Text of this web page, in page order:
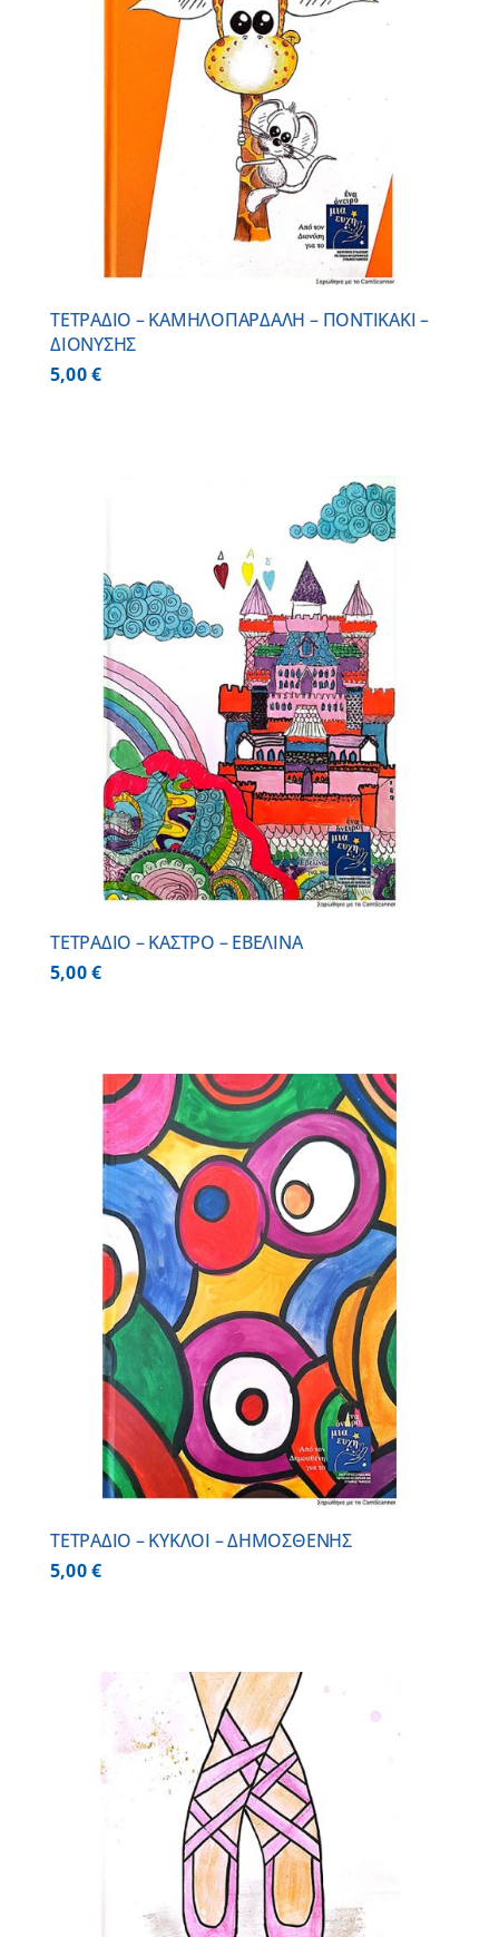
ΤΕΤΡΑΔΙΟ – ΚΑΜΗΛΟΠΑΡΔΑΛΗ – ΠΟΝΤΙΚΑΚΙ –
ΔΙΟΝΥΣΗΣ
5,00€
ΤΕΤΡΑΔΙΟ – ΚΑΣΤΡΟ – ΕΒΕΛΙΝΑ
5,00€
ΤΕΤΡΑΔΙΟ – ΚΥΚΛΟΙ – ΔΗΜΟΣΘΕΝΗΣ
5,00€